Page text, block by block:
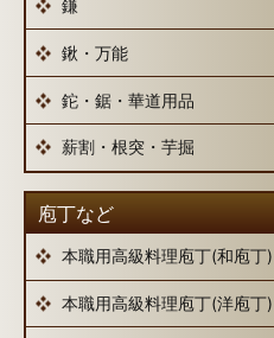
鎌
鍬・万能
鉈・鋸・華道用品
薪割・根突・芋掘
庖丁など
本職用高級料理庖丁(和庖丁)
本職用高級料理庖丁(洋庖丁)